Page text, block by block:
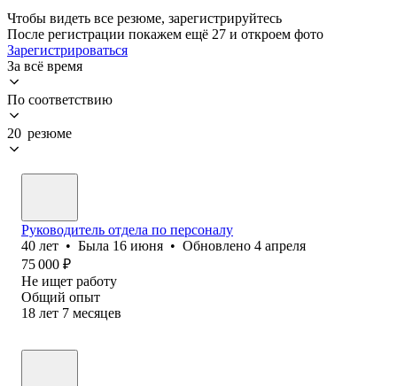
Чтобы видеть все резюме, зарегистрируйтесь
После регистрации покажем ещё 27 и откроем фото
Зарегистрироваться
За всё время
По соответствию
20 резюме
Руководитель отдела по персоналу
40 лет • Была 16 июня • Обновлено 4 апреля
75 000 ₽
Не ищет работу
Общий опыт
18 лет 7 месяцев